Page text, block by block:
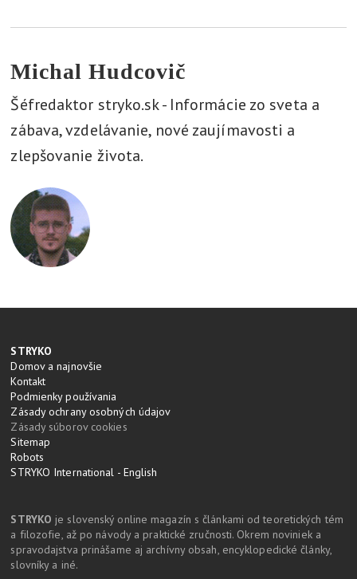
Michal Hudcovič
Šéfredaktor stryko.sk - Informácie zo sveta a
zábava, vzdelávanie, nové zaujímavosti a
zlepšovanie života.
STRYKO
Domov a najnovšie
Kontakt
Podmienky používania
Zásady ochrany osobných údajov
Zásady súborov cookies
Sitemap
Robots
STRYKO International - English
STRYKO je slovenský online magazín s článkami od teoretických tém
a filozofie, až po návody a praktické zručnosti. Okrem noviniek a
spravodajstva prinášame aj archívny obsah, encyklopedické články,
slovníky a iné.